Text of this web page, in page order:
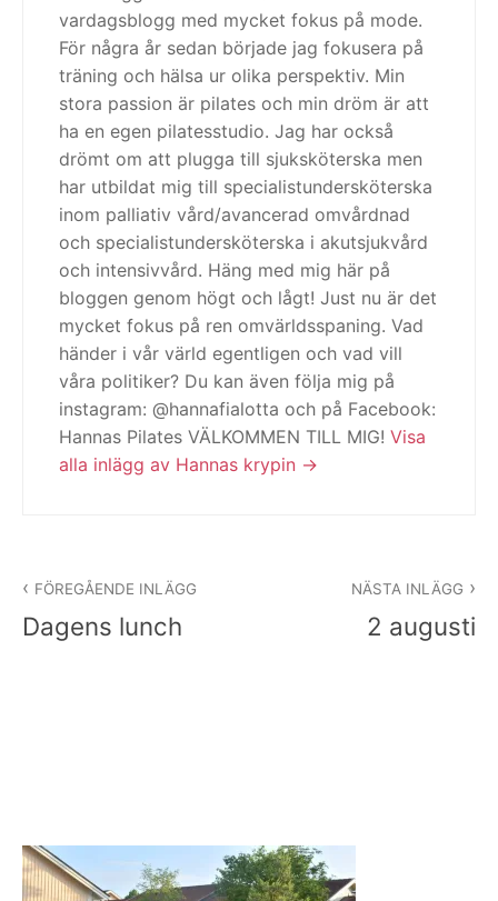
vardagsblogg med mycket fokus på mode.
För några år sedan började jag fokusera på
träning och hälsa ur olika perspektiv. Min
stora passion är pilates och min dröm är att
ha en egen pilatesstudio. Jag har också
drömt om att plugga till sjuksköterska men
har utbildat mig till specialistundersköterska
inom palliativ vård/avancerad omvårdnad
och specialistundersköterska i akutsjukvård
och intensivvård. Häng med mig här på
bloggen genom högt och lågt! Just nu är det
mycket fokus på ren omvärldsspaning. Vad
händer i vår värld egentligen och vad vill
våra politiker? Du kan även följa mig på
instagram: @hannafialotta och på Facebook:
Hannas Pilates VÄLKOMMEN TILL MIG! Visa
alla inlägg av Hannas krypin
FÖREGÅENDE INLÄGG
Dagens lunch
NÄSTA INLÄGG
2 augusti